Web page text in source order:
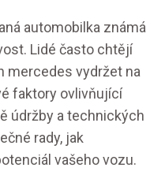
automobilka známá
Lidé často chtějí
mercedes vydržet na
faktory ovlivňující
údržby a technických
rady, jak
vašeho vozu.